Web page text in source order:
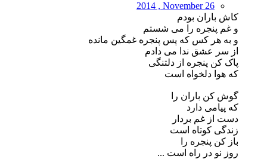
2014 , November 26
کاش باران بودم
و غم پنجره را می شستم
و به هر کس که پس پنجره غمگین مانده
از سر عشق ندا می دادم
پاک کن پنجره از دلتنگی
که هوا دلخواه است
گوش کن باران را
که پیامی دارد
دست از غم بردار
زندگی کوتاه است
باز کن پنجره را
روز نو در راه است ...